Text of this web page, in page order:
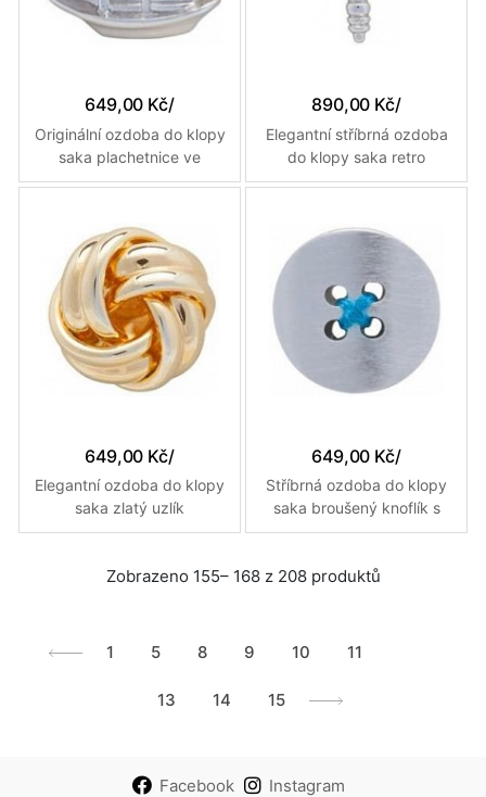
649,00 Kč/
Originální ozdoba do klopy
saka plachetnice ve
stříbrné barvě
890,00 Kč/
Elegantní stříbrná ozdoba
do klopy saka retro
mikrofon
649,00 Kč/
Elegantní ozdoba do klopy
saka zlatý uzlík
649,00 Kč/
Stříbrná ozdoba do klopy
saka broušený knoflík s
modrým prošitím
Zobrazeno 155– 168 z 208 produktů
1 5 8 9 10 11
13 14 15
Facebook Instagram